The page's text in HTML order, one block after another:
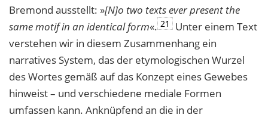
Bremond ausstellt: »[N]o two texts ever present the
same motif in an identicalform«. 21
Unter einem Text
verstehen wir in diesem Zusammenhang ein
narratives System, das der etymologischen Wurzel
des Wortes gemäß auf das Konzept eines Gewebes
hinweist – und verschiedene mediale Formen
umfassen kann. Anknüpfend an die in der